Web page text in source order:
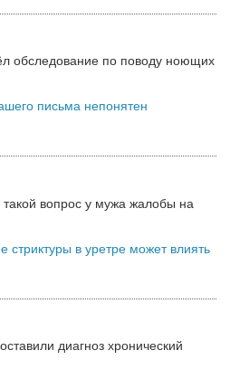
обследование по поводу ноющих
письма непонятен
вопрос у мужа жалобы на
стриктуры в уретре может влиять
диагноз хронический